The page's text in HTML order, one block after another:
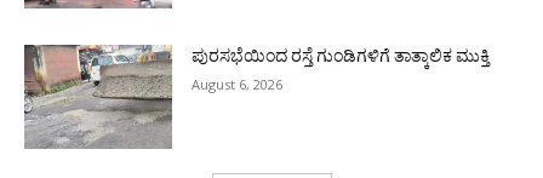
ಪುರಸಭೆಯಿಂದ ರಸ್ತೆ ಗುಂಡಿಗಳಿಗೆ ತಾತ್ಕಾಲಿಕ ಮುಕ್ತಿ
August 6, 2026